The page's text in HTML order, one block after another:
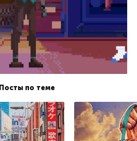
Посты по теме